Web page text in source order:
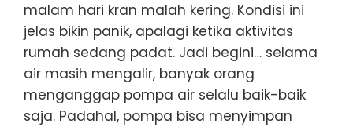
malam hari kran malah kering. Kondisi ini
jelas bikin panik, apalagi ketika aktivitas
rumah sedang padat. Jadi begini… selama
air masih mengalir, banyak orang
menganggap pompa air selalu baik-baik
saja. Padahal, pompa bisa menyimpan